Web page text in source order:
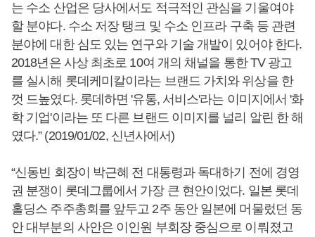
는 수소 산업은 당사에서도 적극적인 관심을 기울여야
할 분야다. 수소 저장 탱크 및 수소 인프라 구축 등 관련
분야에 대한 심도 있는 연구와 기술 개발이 있어야 한다.
2018년은 사상 최초로 10여 개의 채널을 통한 TV 광고
를 실시해 롯데케미칼이라는 브랜드 가치와 위상을 한
껏 드높였다. 롯데하면 '유통, 서비스'라는 이미지에서 '화
학 기업'이라는 또 다른 브랜드 이미지를 널리 알린 한 해
였다.” (2019/01/02, 신년사에서)
“신동빈 회장이 박근혜 전 대통령과 독대하기 전에 경영
권 분쟁이 롯데그룹에서 가장 큰 현안이었다. 일본 롯데
홀딩스 주주총회를 앞두고 2주 동안 일본에 머물렀던 동
안 대부분의 사안은 이인원 부회장 중심으로 이뤄졌고